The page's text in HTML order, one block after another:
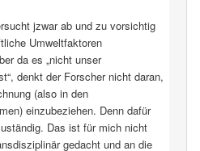
jzwar ab und zu vorsichtig
Umweltfaktoren
da es „nicht unser
denkt der Forscher nicht daran,
(also in den
einzubeziehen. Denn dafür
Das ist für mich nicht
gedacht und an die